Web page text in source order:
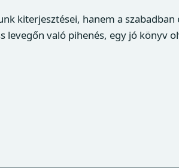
kiterjesztései, hanem a
levegőn való pihenés, egy jó könyv